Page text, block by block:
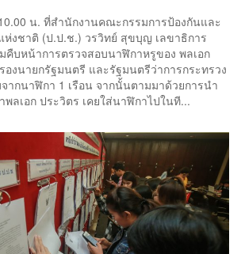
น. ที่สำนักงานคณะกรรมการป้องกันและ
ห่งชาติ (ป.ป.ช.) วรวิทย์ สุขบุญ เลขาธิการ
คืบหน้าการตรวจสอบนาฬิกาหรูของ พลเอก
งนายกรัฐมนตรี และรัฐมนตรีว่าการกระทรวง
จากนาฬิกา 1 เรือน จากนั้นตามมาด้วยการนำ
ลเอก ประวิตร เคยใส่นาฬิกาไปในที...